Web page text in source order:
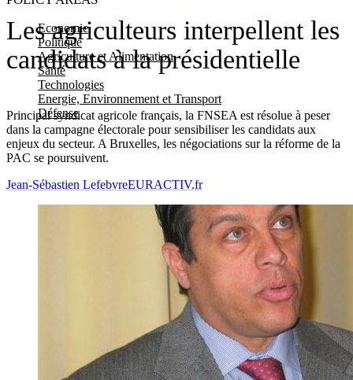
Economie
Politique
Agriculture et Alimentation
Santé
Technologies
Energie, Environnement et Transport
Défense
Les agriculteurs interpellent les
candidats à la présidentielle
Principal syndicat agricole français, la FNSEA est résolue à peser
dans la campagne électorale pour sensibiliser les candidats aux
enjeux du secteur. A Bruxelles, les négociations sur la réforme de la
PAC se poursuivent.
Jean-Sébastien LefebvreEURACTIV.fr